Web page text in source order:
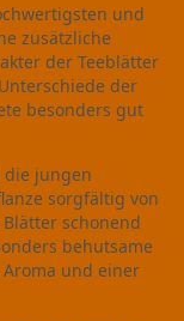
und
zusätzliche
der Teeblätter
der
besonders gut
die jungen
sorgfältig von
schonend
behutsame
und einer